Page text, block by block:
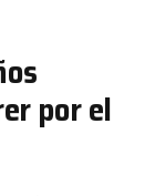
por el